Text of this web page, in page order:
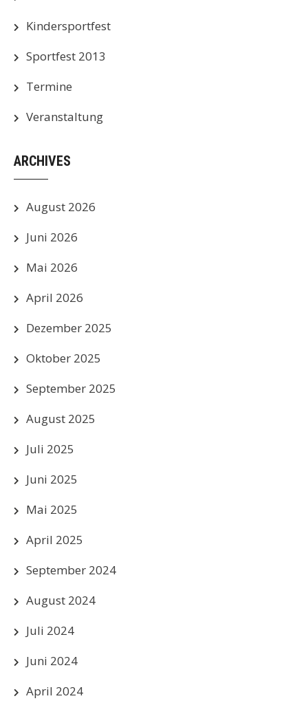
Kindersportfest
Sportfest 2013
Termine
Veranstaltung
ARCHIVES
August 2026
Juni 2026
Mai 2026
April 2026
Dezember 2025
Oktober 2025
September 2025
August 2025
Juli 2025
Juni 2025
Mai 2025
April 2025
September 2024
August 2024
Juli 2024
Juni 2024
April 2024